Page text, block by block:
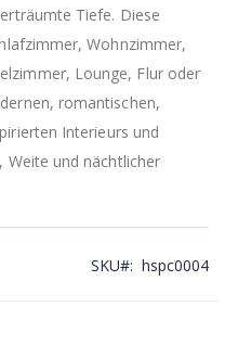
Tiefe. Diese
Wohnzimmer,
Lounge, Flur oder
romantischen,
Interieurs und
Weite und nächtlicher
SKU hspc0004